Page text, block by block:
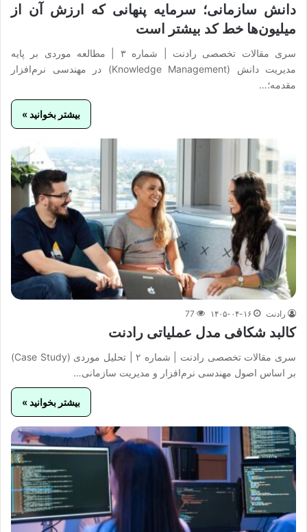
دانش سازمانی؛ سرمایه پنهانی که ارزش آن از
میلیون‌ها خط کد بیشتر است
سری مقالات تخصصی رادنت | شماره ۳ | مطالعه موردی بر پایه
مدیریت دانش (Knowledge Management) در مهندسی نرم‌افزار
مقدمه؛…
بیشتر بخوانید »
رادنت ۱۴۰۵-۰۴-۱۶ 77
کالبد شکافی مدل عملیاتی رادنت
سری مقالات تخصصی رادنت | شماره ۲ | تحلیل موردی (Case Study)
بر اساس اصول مهندسی نرم‌افزار و مدیریت سازمانی…
بیشتر بخوانید »